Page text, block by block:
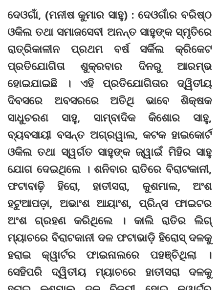
ଦେଓଗାଁ, (ମନୀଷ କୁମାର ସାହୁ) : ଦେଓଗାଁର ବରିଷ୍ଠ
ଓକିଲ ତଥା ସମାଜସେବୀ ଅନନ୍ତ ସାହୁଙ୍କ ସ୍ମୃତିରେ
ରାତ୍ରିକାଳୀନ ପ୍ରଥମ ବର୍ଷ ସର୍କିଲ କ୍ରିକେଟ
ପ୍ରତିଯୋଗିତା ଶୁକ୍ରବାର ଦିନରୁ ଆରମ୍ଭ
ହୋଇଯାଇଛି । ଏହି ପ୍ରତିଯୋଗିତାର ଦ୍ୱିତୀୟ
ଦିବସରେ ଅବସରରେ ଅତିଥି ଭାବେ ଶିକ୍ଷକ
ସାଧୁଚରଣ ସାହୁ, ସାମ୍ବାଦିକ କିଶୋର ସାହୁ,
ବ୍ୟବସାୟୀ ବସନ୍ତ ଅଗ୍ରୱାଲ, କଟକ ହାଇକୋର୍ଟ
ଓକିଲ ତଥା ସ୍ୱର୍ଗତ ସାହୁଙ୍କ ଜ୍ୱାଇଁ ମିହିର ସାହୁ
ଯୋଗ ଦେଇଥିଲେ । ଶନିବାର ରାତିରେ ବିରାଟକାନୀ,
ଫଟାବାଢ଼ି ହିରୋ, ହାତୀସରା, କୁଶମାଲ, ଅଂଶ
ହଟୁଆପଡ଼ା, ଅଭାଂଶ ଆୟାଂଶ, ପ୍ରିନ୍ସ ଫାଇଟର
ଅଂଶ ଗ୍ରହଣ କରିଥିଲେ । କାଲି ରାତିର ଲିଗ୍
ମ୍ୟାଚରେ ବିରାଟକାନୀ ଦଳ ଫଟାଭାଡ଼ି ହିରୋସ୍ ଦଳକୁ
ହରାଇ କ୍ୱାର୍ଟର ଫାଇନାଲରେ ପହଞ୍ଚିଥିଲା ।
ସେହିପରି ଦ୍ୱିତୀୟ ମ୍ୟାଚରେ ହାତୀସରା ଦଳକୁ